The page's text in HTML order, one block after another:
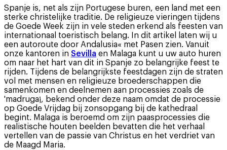
Spanje is, net als zijn Portugese buren, een land met een
sterke christelijke traditie. De religieuze vieringen tijdens
de Goede Week zijn in vele steden erkend als feesten van
internationaal toeristisch belang. In dit artikel laten wij u
een autoroute door Andalusia« met Pasen zien. Vanuit
onze kantoren in Sevilla en Malaga kunt u uw auto huren
om naar het hart van dit in Spanje zo belangrijke feest te
rijden. Tijdens de belangrijkste feestdagen zijn de straten
vol met mensen en religieuze broederschappen die
samenkomen en deelnemen aan processies zoals de
'madruga¡, bekend onder deze naam omdat de processie
op Goede Vrijdag bij zonsopgang bij de kathedraal
begint. Malaga is beroemd om zijn paasprocessies die
realistische houten beelden bevatten die het verhaal
vertellen van de passie van Christus en het verdriet van
de Maagd Maria.